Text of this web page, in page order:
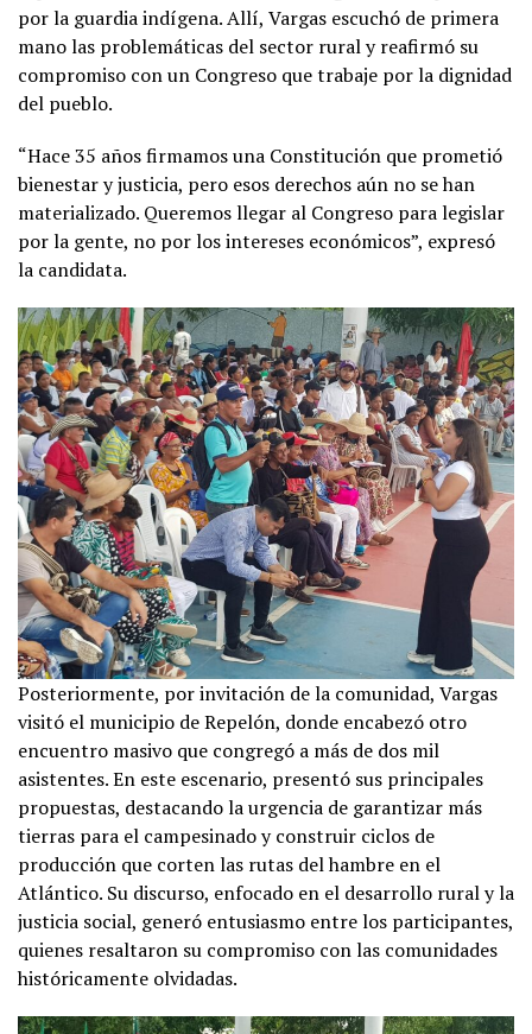
por la guardia indígena. Allí, Vargas escuchó de primera
mano las problemáticas del sector rural y reafirmó su
compromiso con un Congreso que trabaje por la dignidad
del pueblo.
“Hace 35 años firmamos una Constitución que prometió
bienestar y justicia, pero esos derechos aún no se han
materializado. Queremos llegar al Congreso para legislar
por la gente, no por los intereses económicos”, expresó
la candidata.
Posteriormente, por invitación de la comunidad, Vargas
visitó el municipio de Repelón, donde encabezó otro
encuentro masivo que congregó a más de dos mil
asistentes. En este escenario, presentó sus principales
propuestas, destacando la urgencia de garantizar más
tierras para el campesinado y construir ciclos de
producción que corten las rutas del hambre en el
Atlántico. Su discurso, enfocado en el desarrollo rural y la
justicia social, generó entusiasmo entre los participantes,
quienes resaltaron su compromiso con las comunidades
históricamente olvidadas.